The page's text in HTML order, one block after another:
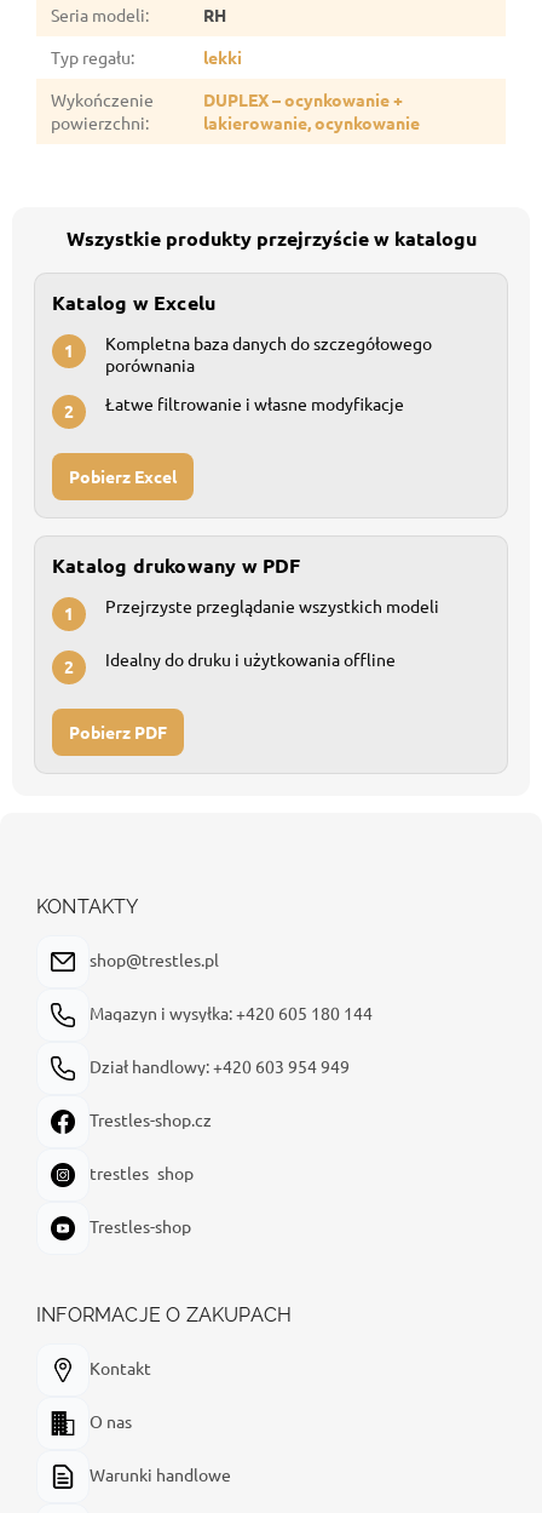
Seria modeli:
RH
Typ regału:
lekki
Wykończenie
powierzchni:
DUPLEX – ocynkowanie +
lakierowanie, ocynkowanie
Wszystkie produkty przejrzyście w katalogu
Katalog w Excelu
1
Kompletna baza danych do szczegółowego
porównania
2 Łatwe filtrowanie i własne modyfikacje
Pobierz Excel
Katalog drukowany w PDF
1 Przejrzyste przeglądanie wszystkich modeli
2 Idealny do druku i użytkowania offline
Pobierz PDF
KONTAKTY
shop@trestles.pl
Magazyn i wysyłka: +420 605 180 144
Dział handlowy: +420 603 954 949
Trestles-shop.cz
trestles_shop
Trestles-shop
INFORMACJE O ZAKUPACH
Kontakt
O nas
Warunki handlowe